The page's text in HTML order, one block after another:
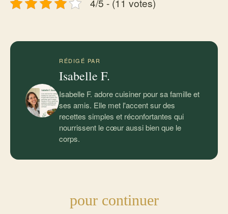
4/5 - (11 votes)
RÉDIGÉ PAR
Isabelle F.
Isabelle F. adore cuisiner pour sa famille et
ses amis. Elle met l'accent sur des
recettes simples et réconfortantes qui
nourrissent le cœur aussi bien que le
corps.
pour continuer